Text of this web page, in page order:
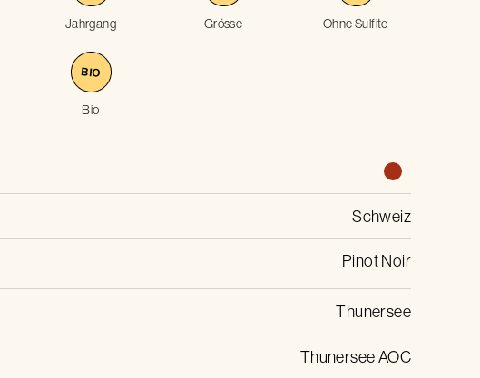
Jahrgang Grösse Ohne Sulfite
BIO
Bio
Schweiz
Pinot Noir
Thunersee
Thunersee AOC